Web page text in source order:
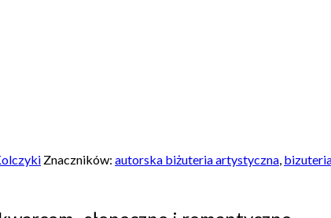
Znaczników: autorska biżuteria artystyczna,